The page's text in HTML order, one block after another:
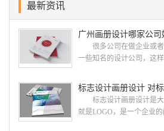
最新资讯
很多公司在做企业或者
一些知名的设计公司，这
就给大家说说广州画册
册设计哪家公司好？本地
计 广州古柏品牌设计有
标志设计画册设计 对
标志设计画册设计是大
就是LOGO，是一个企业